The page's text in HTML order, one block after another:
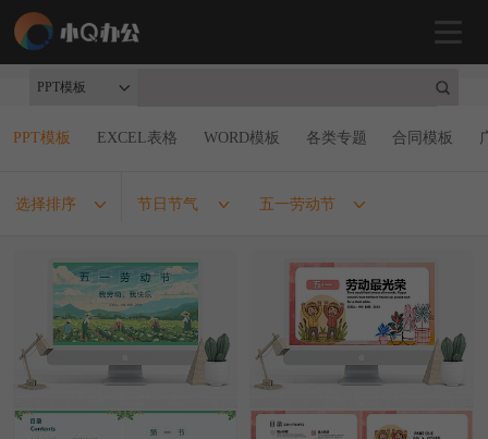
PPT模板
PPT模板 EXCEL表格 WORD模板 各类专题 合同模板
选择排序 节日节气 五一劳动节